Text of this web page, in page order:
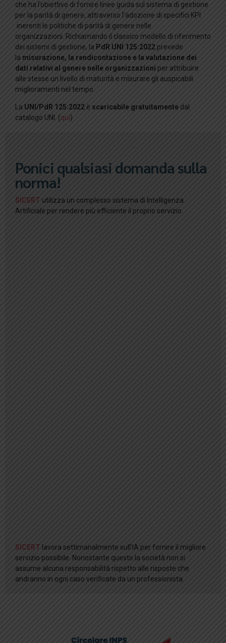
che ha l’obiettivo di fornire linee guida sul sistema di gestione
per la parità di genere, attraverso l’adozione di specifici KPI
inerenti le politiche di parità di genere nelle
organizzazioni. Richiamando il classico modello di riferimento
dei sistemi di gestione, la PdR UNI 125:2022 prevede
la misurazione, la rendicontazione e la valutazione dei
dati relativi al genere nelle organizzazioni per attribuire
alle stesse un livello di maturità e misurare gli auspicabili
miglioramenti nel tempo.
La UNI/PdR 125:2022 è scaricabile gratuitamente dal
catalogo UNI. (qui)
Ponici qualsiasi domanda sulla
norma!
SICERT utilizza un complesso sistema di Intelligenza
Artificiale per rendere più efficiente il proprio servizio.
SICERT lavora settimanalmente sull’IA per fornire il migliore
servizio possibile. Nonostante questo la società non si
assume alcuna responsabilità rispetto alle risposte che
andranno in ogni caso verificate da un professionista.